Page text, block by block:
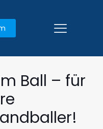
Ball – für